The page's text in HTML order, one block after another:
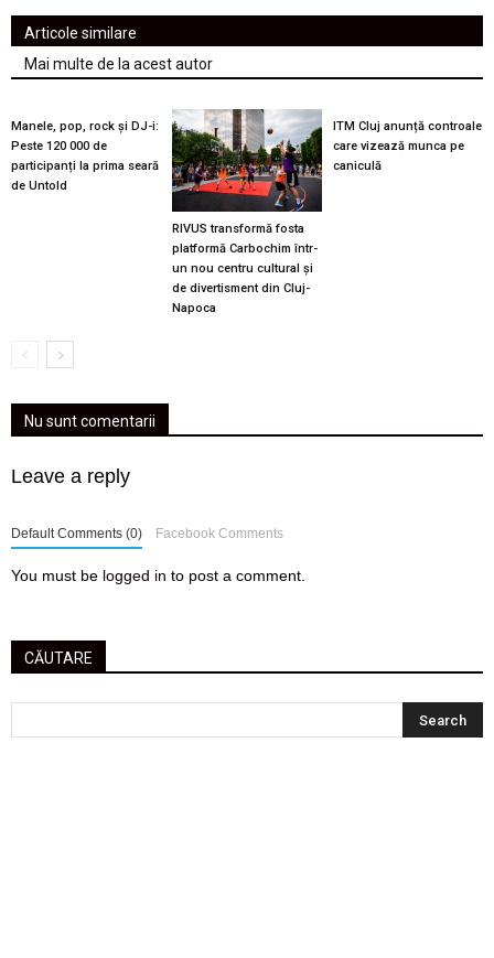
Articole similare
Mai multe de la acest autor
Manele, pop, rock și DJ-i:
Peste 120 000 de
participanți la prima seară
de Untold
RIVUS transformă fosta
platformă Carbochim într-
un nou centru cultural și
de divertisment din Cluj-
Napoca
ITM Cluj anunță controale
care vizează munca pe
caniculă
Nu sunt comentarii
Leave a reply
Default Comments (0) Facebook Comments
You must be logged in to post a comment.
CĂUTARE